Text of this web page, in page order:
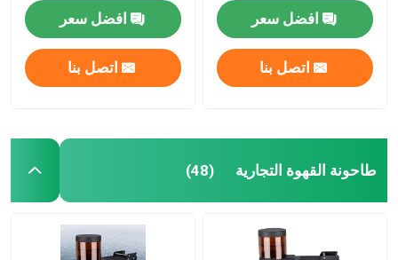
افضل سعر
اتصل بنا
افضل سعر
اتصل بنا
طاحونة القهوة التجارية (48)